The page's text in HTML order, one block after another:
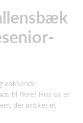
voksende
til flere! Hos os er
der ønsker et